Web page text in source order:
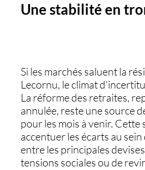
Une stabilité en
Si les marchés saluent la
Lecornu, le climat
La réforme des retraites,
annulée, reste unesource
pour les mois à venir.
accentuer les écarts au
entre les principales
tensions sociales ou de